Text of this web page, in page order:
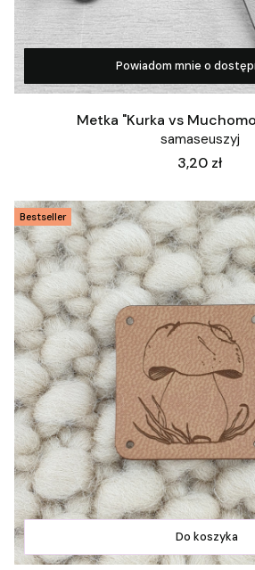
Powiadom mnie o
Metka "Kurka vs
samaseuszyj
Cena
3,20 zł
Bestseller
Do koszyka